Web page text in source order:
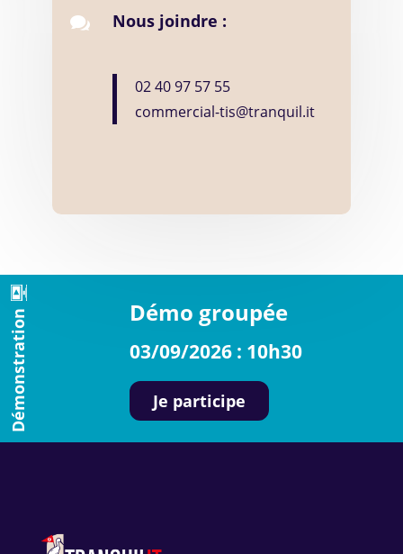
 Nous joindre :
02 40 97 57 55
commercial-tis@tranquil.it
Démonstration Démo groupée
03/09/2026 : 10h30
Je participe